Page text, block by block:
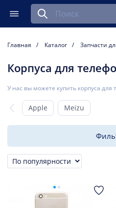
Меню
Найти запчасть для
Главная Каталог Запчасти
Корпуса для
У нас вы можете купить корпуса для
Apple Meizu
Сортировка